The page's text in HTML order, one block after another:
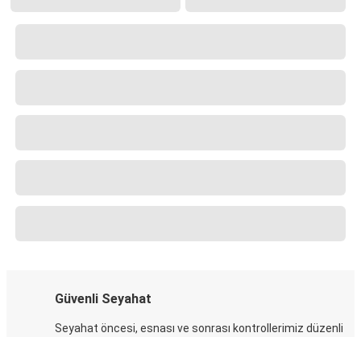
Güvenli Seyahat
Seyahat öncesi, esnası ve sonrası kontrollerimiz düzenli